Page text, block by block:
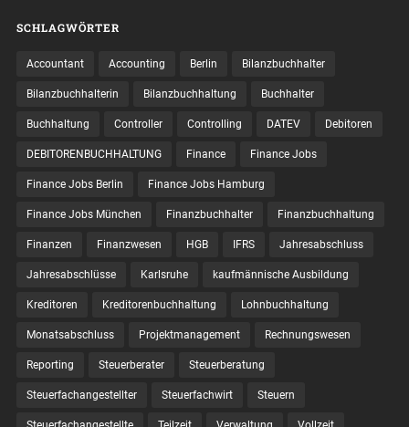
SCHLAGWÖRTER
Accountant Accounting Berlin Bilanzbuchhalter
Bilanzbuchhalterin Bilanzbuchhaltung Buchhalter
Buchhaltung Controller Controlling DATEV Debitoren
DEBITORENBUCHHALTUNG Finance Finance Jobs
Finance Jobs Berlin Finance Jobs Hamburg
Finance Jobs München Finanzbuchhalter Finanzbuchhaltung
Finanzen Finanzwesen HGB IFRS Jahresabschluss
Jahresabschlüsse Karlsruhe kaufmännische Ausbildung
Kreditoren Kreditorenbuchhaltung Lohnbuchhaltung
Monatsabschluss Projektmanagement Rechnungswesen
Reporting Steuerberater Steuerberatung
Steuerfachangestellter Steuerfachwirt Steuern